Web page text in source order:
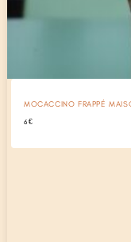
MOCACCINO FRAPPÉ
6 €